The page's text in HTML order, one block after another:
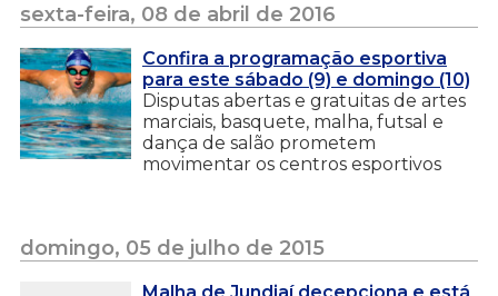
sexta-feira, 08 de abril de 2016
Confira a programação esportiva
para este sábado (9) e domingo (10)
Disputas abertas e gratuitas de artes
marciais, basquete, malha, futsal e
dança de salão prometem
movimentar os centros esportivos
domingo, 05 de julho de 2015
Malha de Jundiaí decepciona e está